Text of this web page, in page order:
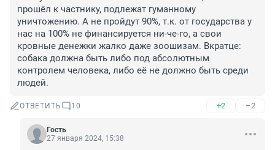
прошёл к частнику, подлежат гуманному
уничтожению. А не пройдут 90%, т.к. от государства у
нас на 100% не финансируется ни-че-го, а свои
кровные денежки жалко даже зоошизам. Вкратце:
собака должна быть либо под абсолютным
контролем человека, либо её не должно быть среди
людей.
ОТВЕТИТЬ 10 +2 –2
Гость
27 января 2024, 15:38